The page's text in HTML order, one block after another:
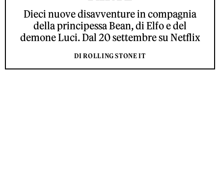
Dieci nuove disavventure in compagnia
della principessa Bean, di Elfo e del
demone Luci. Dal 20 settembre su Netflix
DI ROLLING STONE IT